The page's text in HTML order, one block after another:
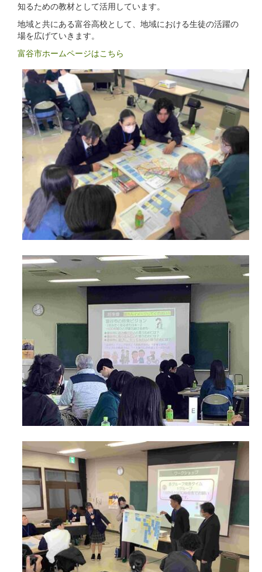
知るための教材として活用しています。
地域と共にある富谷高校として、地域における生徒の活躍の
場を広げていきます。
富谷市ホームページはこちら